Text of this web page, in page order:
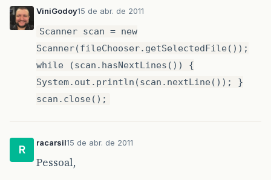
ViniGodoy15 de abr. de 2011
Scanner scan = new
Scanner(fileChooser.getSelectedFile());
while (scan.hasNextLines()) {
System.out.println(scan.nextLine()); }
scan.close();
R
racarsil15 de abr. de 2011
Pessoal,